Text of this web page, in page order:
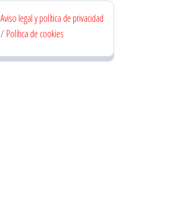
Aviso legal y política de privacidad
/ Política de cookies